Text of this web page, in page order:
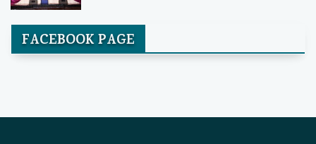
FACEBOOK PAGE